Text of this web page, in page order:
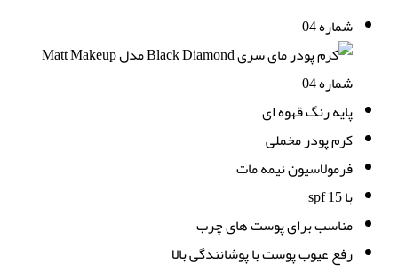
شماره 04
پایه رنگ قهوه ای
کرم پودر مخملی
فرمولاسیون نیمه مات
با spf 15
مناسب برای پوست های چرب
رفع عیوب پوست با پوشانندگی بالا